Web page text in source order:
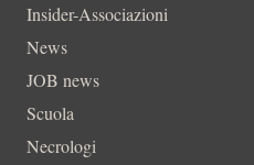
Insider-Associazioni
News
JOB news
Scuola
Necrologi